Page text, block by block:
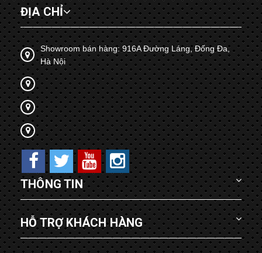
ĐỊA CHỈ
Showroom bán hàng: 916A Đường Láng, Đống Đa,
Hà Nội
THÔNG TIN
HỖ TRỢ KHÁCH HÀNG